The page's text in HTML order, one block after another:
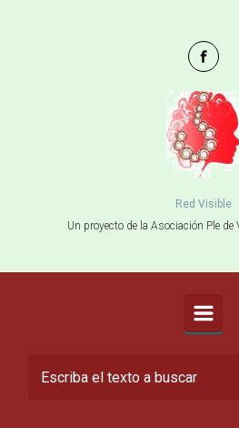
Red Visible
Un proyecto de la Asociación Ple de